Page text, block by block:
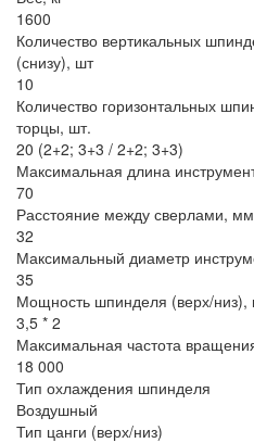
1600
Количество вертикальных
(снизу), шт
10
Количество горизонтальных
торцы, шт.
20 (2+2; 3+3 / 2+2; 3+3)
Максимальная длина
70
Расстояние между сверлами, мм
32
Максимальный диаметр
35
Мощность шпинделя (верх/низ),
3,5 * 2
Максимальная частота
18 000
Тип охлаждения шпинделя
Воздушный
Тип цанги (верх/низ)